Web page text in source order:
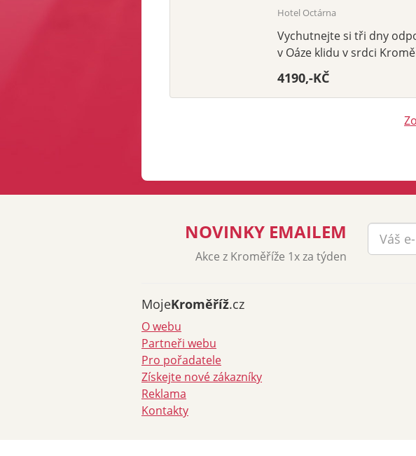
Hotel Octárna
Vychutnejte si tři dny
v Oáze klidu v srdci
4190,-KČ
NOVINKY EMAILEM
Akce z Kroměříže 1x za týden
MojeKroměříž.cz
O webu
Partneři webu
Pro pořadatele
Získejte nové zákazníky
Reklama
Kontakty